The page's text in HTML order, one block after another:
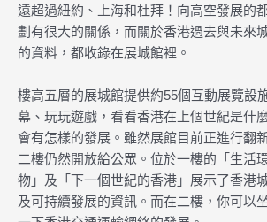
遠超過紐約、上海和杜拜！向高空發展的
劃有很大的關係，而關於香港過去與未來
的資料，都收錄在展城館裡。
樓高五層的展城館提供約55個互動展覽設
幕、玩玩遊戲，看看香港在上個世紀是什
會有怎樣的發展。雖然展館目前正進行翻
二樓仍然開放給公眾。位於一樓的「生活
物」及「下一個世紀的香港」展示了香港
及可持續發展的資訊。而在二樓，你可以